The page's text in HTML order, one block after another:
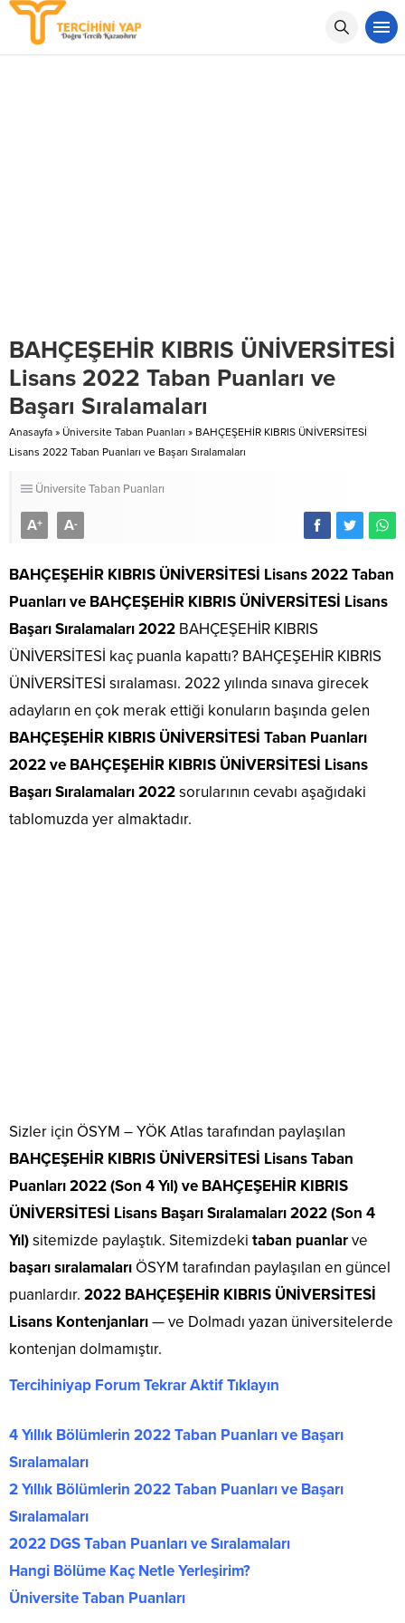
BAHÇEŞEHİR KIBRIS ÜNİVERSİTESİ
Lisans 2022 Taban Puanları ve
Başarı Sıralamaları
Anasayfa » Üniversite Taban Puanları » BAHÇEŞEHİR KIBRIS ÜNİVERSİTESİ
Lisans 2022 Taban Puanları ve Başarı Sıralamaları
Üniversite Taban Puanları
A+ A-
BAHÇEŞEHİR KIBRIS ÜNİVERSİTESİ Lisans 2022 Taban
Puanlarıve BAHÇEŞEHİR KIBRIS ÜNİVERSİTESİ Lisans
Başarı Sıralamaları 2022 BAHÇEŞEHİR KIBRIS
ÜNİVERSİTESİ kaç puanla kapattı? BAHÇEŞEHİR KIBRIS
ÜNİVERSİTESİ sıralaması. 2022 yılında sınava girecek
adayların en çok merak ettiği konuların başında gelen
BAHÇEŞEHİR KIBRIS ÜNİVERSİTESİ Taban Puanları
2022 ve BAHÇEŞEHİR KIBRIS ÜNİVERSİTESİ Lisans
Başarı Sıralamaları 2022sorularının cevabı aşağıdaki
tablomuzda yer almaktadır.
Sizler için ÖSYM – YÖK Atlas tarafından paylaşılan
BAHÇEŞEHİR KIBRIS ÜNİVERSİTESİ Lisans Taban
Puanları 2022 (Son 4 Yıl) ve BAHÇEŞEHİR KIBRIS
ÜNİVERSİTESİ Lisans Başarı Sıralamaları 2022 (Son 4
Yıl)sitemizde paylaştık. Sitemizdeki taban puanlarve
başarı sıralamaları ÖSYM tarafından paylaşılan en güncel
puanlardır. 2022 BAHÇEŞEHİR KIBRIS ÜNİVERSİTESİ
Lisans Kontenjanları— ve Dolmadı yazan üniversitelerde
kontenjan dolmamıştır.
Tercihiniyap Forum Tekrar Aktif Tıklayın
4 Yıllık Bölümlerin 2022 Taban Puanları ve Başarı
Sıralamaları
2 Yıllık Bölümlerin 2022 Taban Puanları ve Başarı
Sıralamaları
2022 DGS Taban Puanları ve Sıralamaları
Hangi Bölüme Kaç Netle Yerleşirim?
Üniversite Taban Puanları